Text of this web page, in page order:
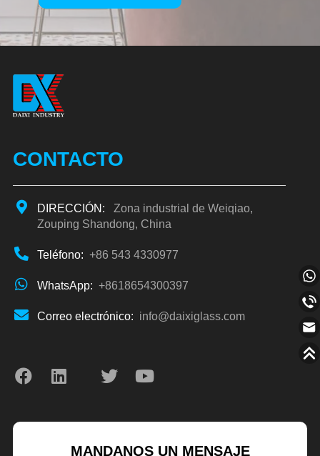
Alternative:
CONTACTO
DIRECCIÓN:
Zona industrial de Weiqiao,
Zouping Shandong, China
Teléfono: +86 543 4330977
WhatsApp: +8618654300397
Correo electrónico: info@daixiglass.com
MANDANOS UN MENSAJE